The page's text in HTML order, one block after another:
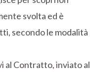
svolta ed è
secondo le modalità
al Contratto, inviato al